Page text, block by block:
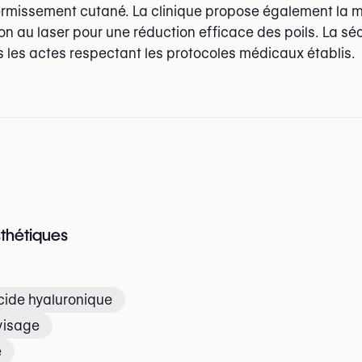
cutané. La clinique propose également la
au laser pour une réduction efficace des poils. La
les actes respectant les protocoles médicaux établis.
hyaluronique